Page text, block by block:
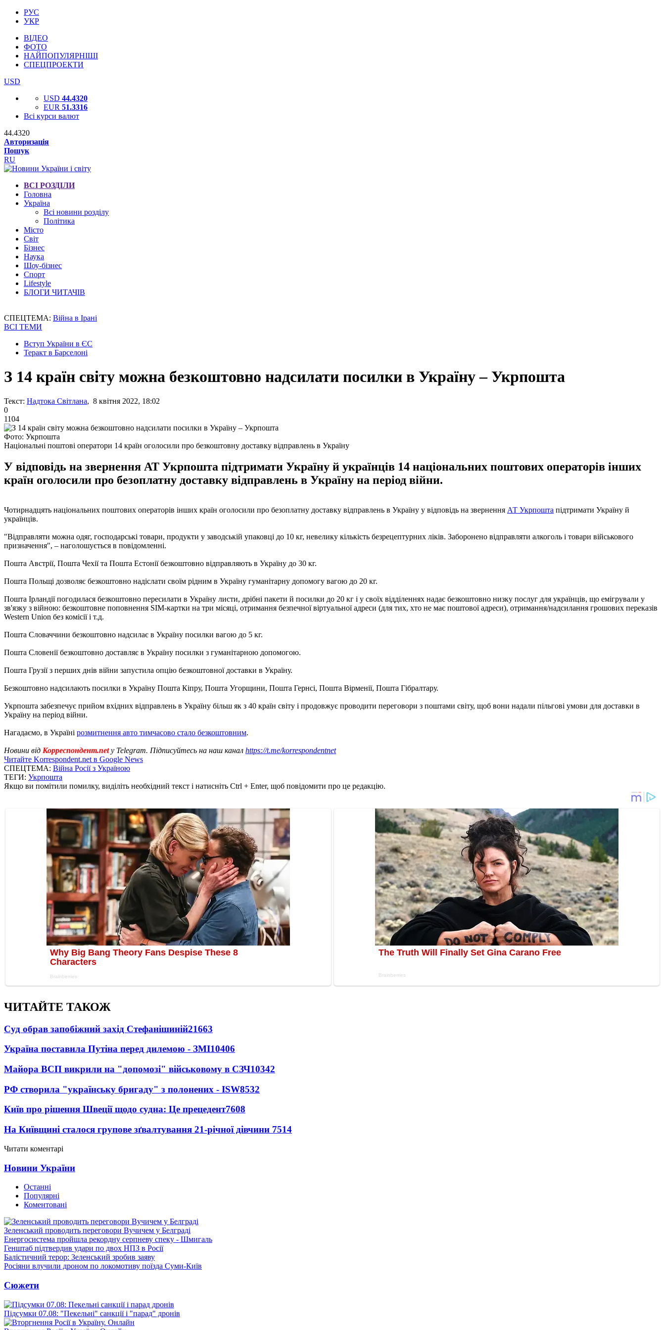
РУС
УКР
ВІДЕО
ФОТО
НАЙПОПУЛЯРНІШІ
СПЕЦПРОЕКТИ
USD
USD 44.4320
EUR 51.3316
Всі курси валют
44.4320
Авторизація
Пошук
RU
ВСІ РОЗДІЛИ
Головна
Україна
Всі новини розділу
Політика
Місто
Світ
Бізнес
Наука
Шоу-бізнес
Спорт
Lifestyle
БЛОГИ ЧИТАЧІВ
СПЕЦТЕМА: Війна в Ірані
ВСІ ТЕМИ
Вступ України в ЄС
Теракт в Барселоні
З 14 країн світу можна безкоштовно надсилати посилки в Україну – Укрпошта
Текст: Надтока Світлана, 8 квітня 2022, 18:02
0
1104
Фото: Укрпошта
Національні поштові оператори 14 країн оголосили про безкоштовну доставку відправлень в Україну
У відповідь на звернення АТ Укрпошта підтримати Україну й українців 14 національних поштових операторів інших
країн оголосили про безоплатну доставку відправлень в Україну на період війни.
Чотирнадцять національних поштових операторів інших країн оголосили про безоплатну доставку відправлень в Україну у відповідь на звернення АТ Укрпошта підтримати Україну й
українців.
"Відправляти можна одяг, господарські товари, продукти у заводській упаковці до 10 кг, невелику кількість безрецептурних ліків. Заборонено відправляти алкоголь і товари військового
призначення", – наголошується в повідомленні.
Пошта Австрії, Пошта Чехії та Пошта Естонії безкоштовно відправляють в Україну до 30 кг.
Пошта Польщі дозволяє безкоштовно надіслати своїм рідним в Україну гуманітарну допомогу вагою до 20 кг.
Пошта Ірландії погодилася безкоштовно пересилати в Україну листи, дрібні пакети й посилки до 20 кг і у своїх відділеннях надає безкоштовно низку послуг для українців, що емігрували у
зв'язку з війною: безкоштовне поповнення SIM-картки на три місяці, отримання безпечної віртуальної адреси (для тих, хто не має поштової адреси), отримання/надсилання грошових переказів
Western Union без комісії і т.д.
Пошта Словаччини безкоштовно надсилає в Україну посилки вагою до 5 кг.
Пошта Словенії безкоштовно доставляє в Україну посилки з гуманітарною допомогою.
Пошта Грузії з перших днів війни запустила опцію безкоштовної доставки в Україну.
Безкоштовно надсилають посилки в Україну Пошта Кіпру, Пошта Угорщини, Пошта Гернсі, Пошта Вірменії, Пошта Гібралтару.
Укрпошта забезпечує прийом вхідних відправлень в Україну більш як з 40 країн світу і продовжує проводити переговори з поштами світу, щоб вони надали пільгові умови для доставки в
Україну на період війни.
Нагадаємо, в Україні розмитнення авто тимчасово стало безкоштовним.
Новини від Корреспондент.netу Telegram. Підписуйтесь на наш канал https://t.me/korrespondentnet
Читайте Korrespondent.net в Google News
СПЕЦТЕМА: Війна Росії з Україною
ТЕГИ: Укрпошта
Якщо ви помітили помилку, виділіть необхідний текст і натисніть Ctrl + Enter, щоб повідомити про це редакцію.
ЧИТАЙТЕ ТАКОЖ
Суд обрав запобіжний захід Стефанішиній21663
Україна поставила Путіна перед дилемою - ЗМІ10406
Майора ВСП викрили на "допомозі" військовому в СЗЧ10342
РФ створила "українську бригаду" з полонених - ISW8532
Київ про рішення Швеції щодо судна: Це прецедент7608
На Київщині сталося групове зґвалтування 21-річної дівчини 7514
Читати коментарі
Новини України
Останні
Популярні
Коментовані
Зеленський проводить переговори Вучичем у Белграді
Енергосистема пройшла рекордну серпневу спеку - Шмигаль
Генштаб підтвердив удари по двох НПЗ в Росії
Балістичний терор: Зеленський зробив заяву
Росіяни влучили дроном по локомотиву поїзда Суми-Київ
Сюжети
Підсумки 07.08: "Пекельні" санкції і "парад" дронів